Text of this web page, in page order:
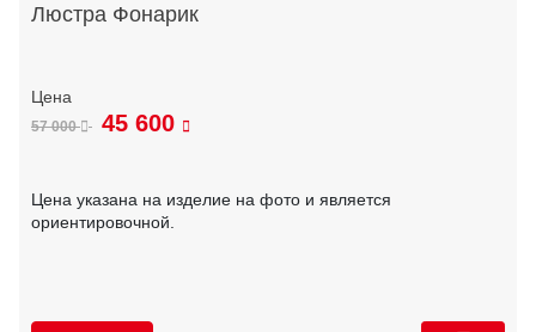
Люстра Фонарик
57 000 45 600
Цена указана на изделие на фото и является
ориентировочной.